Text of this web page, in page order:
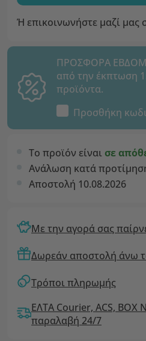
Ή επικοινωνήστε μαζί μας
ΠΡΟΣΦΟΡΑ
από την έκπτωση
προϊόντα.
Προσθήκη
Το προϊόν είναι σε
Ανάλωση κατά
Αποστολή 10.08.2026
Με την αγορά σας
Δωρεάν αποστολή άνω
Τρόποι πληρωμής
ΕΛΤΑ Courier, ACS, BOX
παραλαβή 24/7